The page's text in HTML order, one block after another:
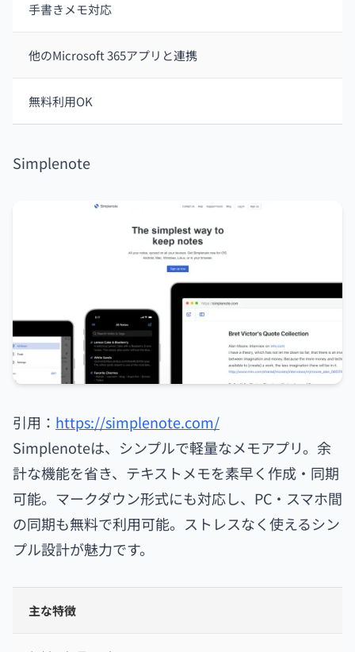
手書きメモ対応
他のMicrosoft 365アプリと連携
無料利用OK
Simplenote
引用： https://simplenote.com/
Simplenoteは、シンプルで軽量なメモアプリ。余
計な機能を省き、テキストメモを素早く作成・同期
可能。マークダウン形式にも対応し、PC・スマホ間
の同期も無料で利用可能。ストレスなく使えるシン
プル設計が魅力です。
主な特徴